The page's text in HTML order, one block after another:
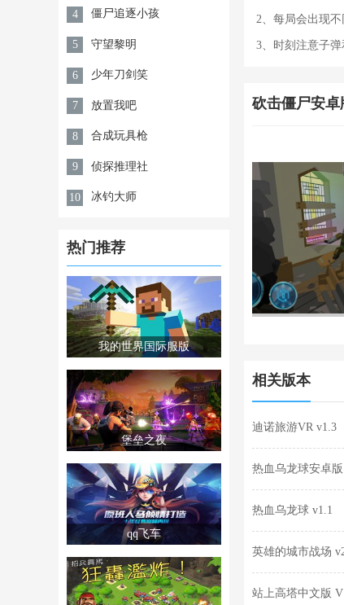
4 僵尸追逐小孩
5 守望黎明
6 少年刀剑笑
7 放置我吧
8 合成玩具枪
9 侦探推理社
10 冰钓大师
热门推荐
我的世界国际服版
堡垒之夜
qq飞车
2、每局会出现
3、时刻注意子
砍击僵尸安卓
相关版本
迪诺旅游VR v1.3
热血乌龙球安卓
热血乌龙球 v1.1
英雄的城市战场
站上高塔中文版